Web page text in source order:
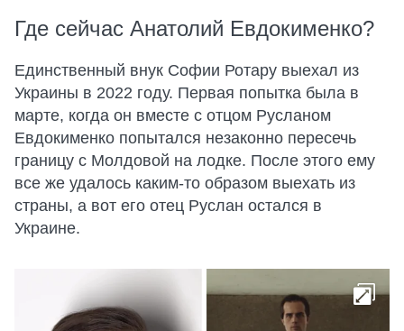
Где сейчас Анатолий Евдокименко?
Единственный внук Софии Ротару выехал из
Украины в 2022 году. Первая попытка была в
марте, когда он вместе с отцом Русланом
Евдокименко попытался незаконно пересечь
границу с Молдовой на лодке. После этого ему
все же удалось каким-то образом выехать из
страны, а вот его отец Руслан остался в
Украине.